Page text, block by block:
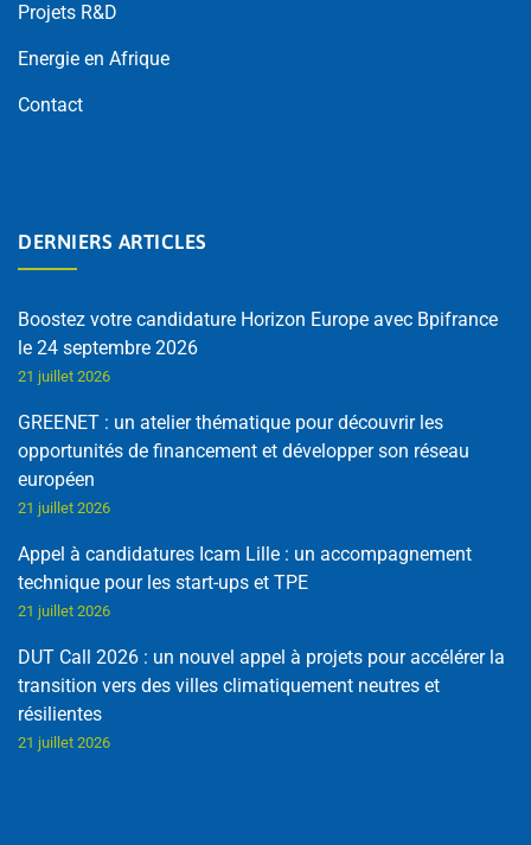
Projets R&D
Energie en Afrique
Contact
DERNIERS ARTICLES
Boostez votre candidature Horizon Europe avec Bpifrance
le 24 septembre 2026
21 juillet 2026
GREENET : un atelier thématique pour découvrir les
opportunités de financement et développer son réseau
européen
21 juillet 2026
Appel à candidatures Icam Lille : un accompagnement
technique pour les start-ups et TPE
21 juillet 2026
DUT Call 2026 : un nouvel appel à projets pour accélérer la
transition vers des villes climatiquement neutres et
résilientes
21 juillet 2026